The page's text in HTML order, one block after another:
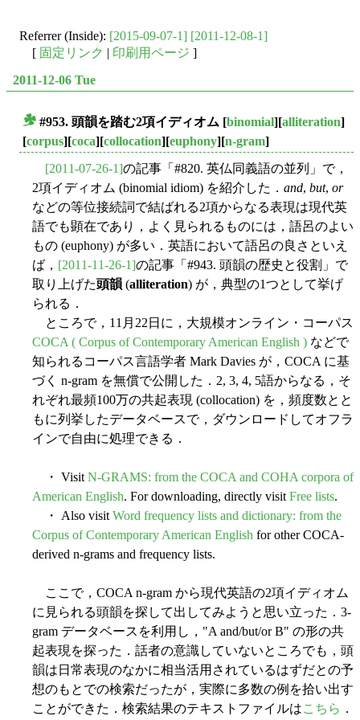
Referrer (Inside): [2015-09-07-1] [2011-12-08-1]
[ 固定リンク | 印刷用ページ ]
2011-12-06 Tue
#953. 頭韻を踏む2項イディオム [binomial][alliteration]
[corpus][coca][collocation][euphony][n-gram]
[2011-07-26-1]の記事「#820. 英仏同義語の並列」で，
2項イディオム (binomial idiom) を紹介した． and, but, or
などの等位接続詞で結ばれる2項からなる表現は現代英
語でも顕在であり，よく見られるものには，語呂のよい
もの (euphony) が多い．英語において語呂の良さといえ
ば， [2011-11-26-1]の記事「#943. 頭韻の歴史と役割」で
取り上げた頭韻 (alliteration) が，典型の1つとして挙げ
られる．
ところで，11月22日に，大規模オンライン・コーパス
COCA ( Corpus of Contemporary American English ) などで
知られるコーパス言語学者 Mark Davies が，COCA に基
づく n-gram を無償で公開した．2, 3, 4, 5語からなる，そ
れぞれ最頻100万の共起表現 (collocation) を，頻度数とと
もに列挙したデータベースで，ダウンロードしてオフラ
インで自由に処理できる．
・ Visit N-GRAMS: from the COCA and COHA corpora of
American English. For downloading, directly visit Free lists.
・ Also visit Word frequency lists and dictionary: from the
Corpus of Contemporary American English for other COCA-
derived n-grams and frequency lists.
ここで，COCA n-gram から現代英語の2項イディオム
に見られる頭韻を探して出してみようと思い立った．3-
gram データベースを利用し，"A and/but/or B" の形の共
起表現を探った．話者の意識していないところでも，頭
韻は日常表現のなかに相当活用されているはずだとの予
想のもとでの検索だったが，実際に多数の例を拾い出す
ことができた．検索結果のテキストファイルはこちら ．